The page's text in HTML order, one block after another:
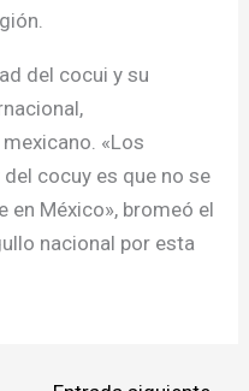
del cocui y su
«Los
cocuy es que no se
en México», bromeó el
nacional por esta